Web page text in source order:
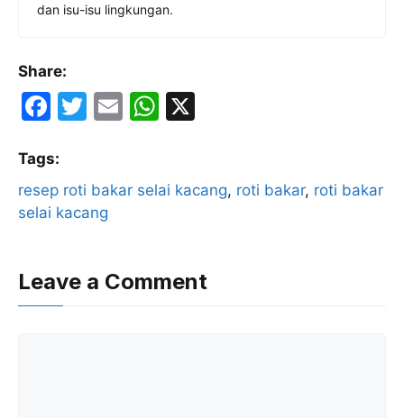
dan isu-isu lingkungan.
Share:
F
c
e
b
o
k
T
er
E
l
W
s
p
Tags:
resep roti bakar selai kacang, roti bakar, roti bakar
selai kacang
Leave a Comment